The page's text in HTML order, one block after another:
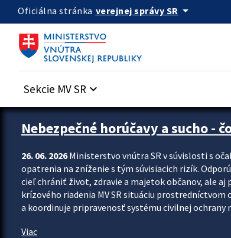
Preskocit na hlavný obsah
Oficiálna stránka verejnej správy SR arrow_drop_down
Sekcie MV SR keyboard_arrow_down
Zastavit automatický posun upútavok
Nebezpečné horúčavy a sucho -
26. 06. 2026Ministerstvo vnútra SR v súvislosti s
opatrenia na zníženie s tým súvisiacich rizík.
cieľ chrániť život, zdravie a majetok občanov, ale aj
krízového riadenia MV SR situáciu
a koordinuje pripravenosť systému civilnej ochrany
Viac